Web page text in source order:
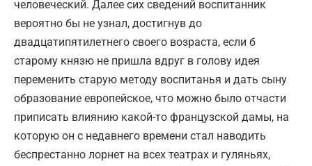
человеческий. Далее сих сведений воспитанник
вероятно бы не узнал, достигнув до
двадцатипятилетнего своего возраста, если б
старому князю не пришла вдруг в голову идея
переменить старую методу воспитанья и дать сыну
образование европейское, что можно было отчасти
приписать влиянию какой-то французской дамы, на
которую он с недавнего времени стал наводить
беспрестанно лорнет на всех театрах и гуляньях,